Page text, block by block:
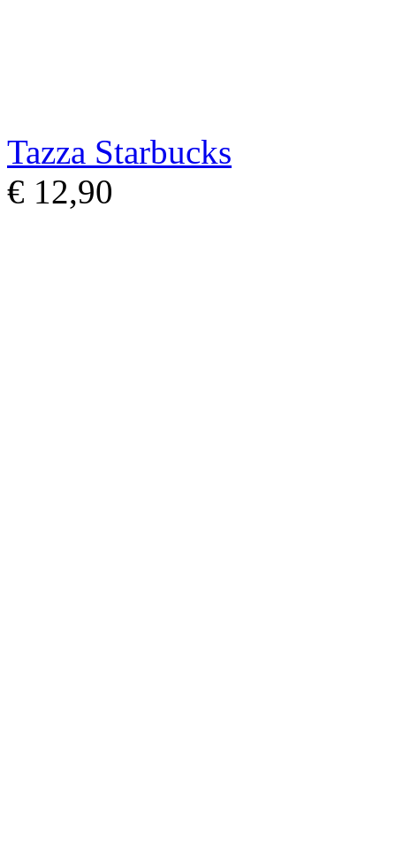
Tazza Starbucks
€ 12,90